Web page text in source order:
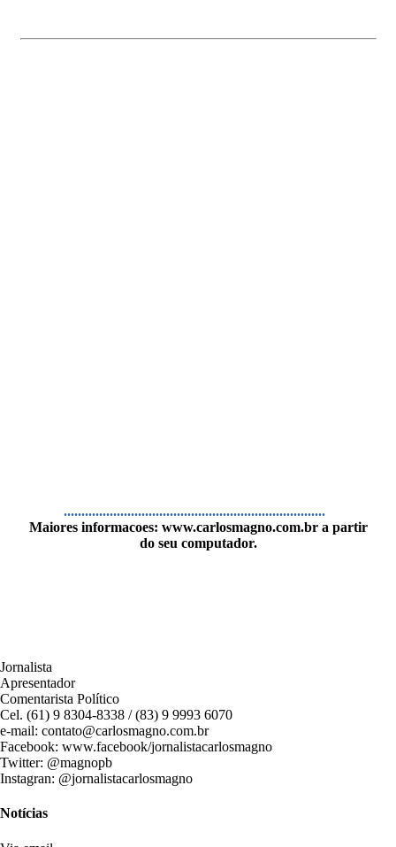
..........................................................................
Maiores informacoes: www.carlosmagno.com.bra partir
do seu computador.
Jornalista
Apresentador
Comentarista Político
Cel. (61) 9 8304-8338 / (83) 9 9993 6070
e-mail: contato@carlosmagno.com.br
Facebook: www.facebook/jornalistacarlosmagno
Twitter: @magnopb
Instagran: @jornalistacarlosmagno
Notícias